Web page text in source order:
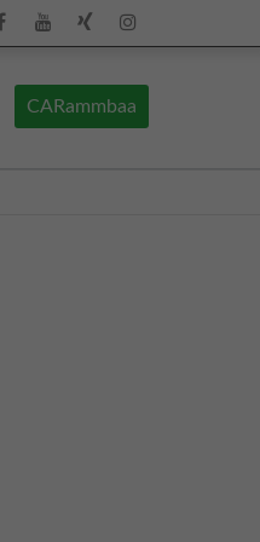
amet, consectetuer
CARammbaa